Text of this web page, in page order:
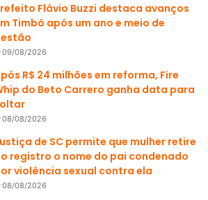
Flávio Buzzi destaca avanços
Timbó após um ano e meio de
09/08/2026
R$ 24 milhões em reforma, Fire
do Beto Carrero ganha data para
08/08/2026
de SC permite que mulher retire
registro o nome do pai condenado
violência sexual contra ela
08/08/2026